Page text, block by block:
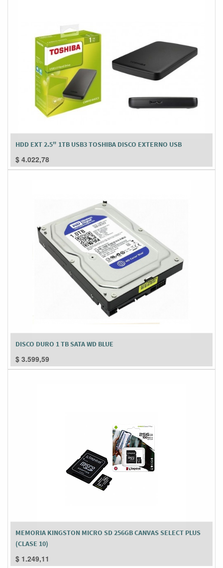
HDD EXT 2.5" 1TB USB3 TOSHIBA DISCO EXTERNO USB
$ 4.022,78
DISCO DURO 1 TB SATA WD BLUE
$ 3.599,59
MEMORIA KINGSTON MICRO SD 256GB CANVAS SELECT PLUS
(CLASE 10)
$ 1.249,11